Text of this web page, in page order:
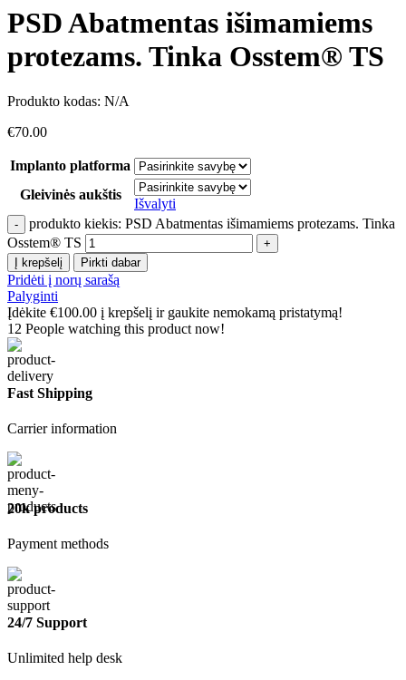
PSD Abatmentas išimamiems
protezams. Tinka Osstem® TS
Produkto kodas: N/A
€70.00
Implanto platforma
Gleivinės aukštis
Išvalyti
produkto kiekis: PSD Abatmentas išimamiems protezams. Tinka
Osstem® TS
Į krepšelį Pirkti dabar
Pridėti į norų sarašą
Palyginti
Įdėkite €100.00 į krepšelį ir gaukite nemokamą pristatymą!
12 People watching this product now!
Fast Shipping
Carrier information
20k products
Payment methods
24/7 Support
Unlimited help desk